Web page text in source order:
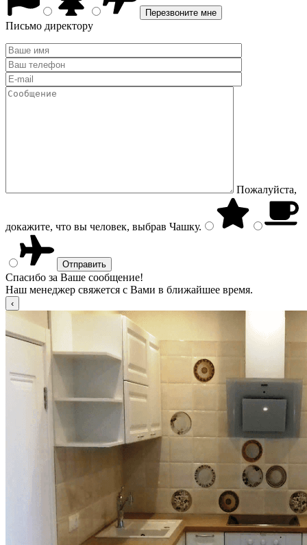
Письмо директору
Пожалуйста,
докажите, что вы человек, выбрав Чашку.
Спасибо за Ваше сообщение!
Наш менеджер свяжется с Вами в ближайшее время.